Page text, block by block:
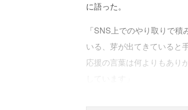
に語った。
「SNS上でのやり取りで
いる、芽が出てきていると
応援の言葉は何よりもあり